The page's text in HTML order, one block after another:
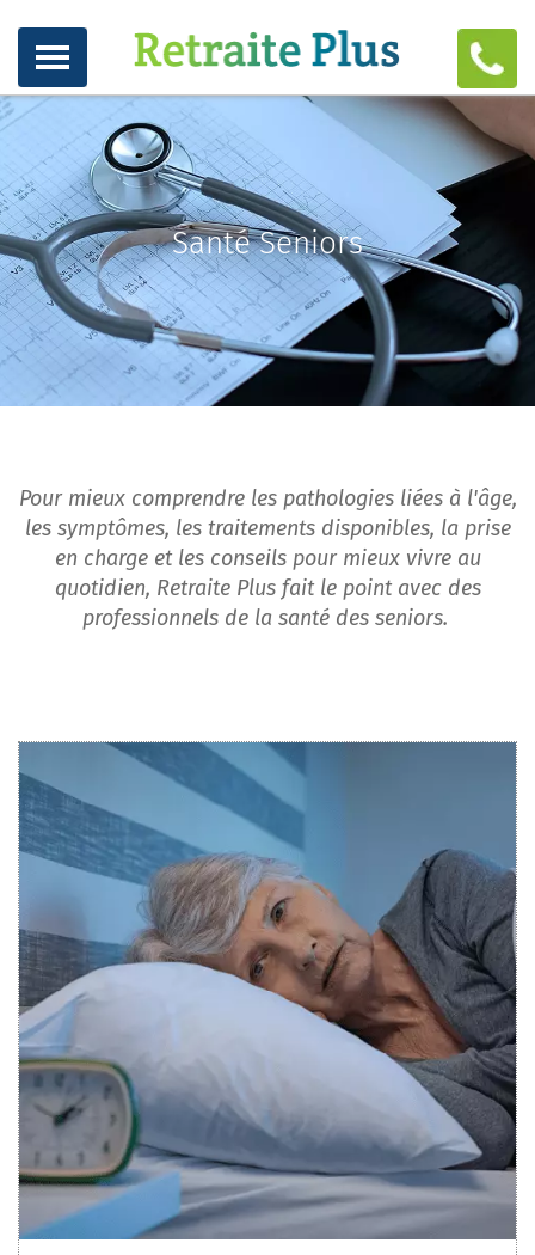
Santé Seniors
Pour mieux comprendre les pathologies liées à l'âge,
les symptômes, les traitements disponibles, la prise
en charge et les conseils pour mieux vivre au
quotidien, Retraite Plus fait le point avec des
professionnels de la santé des seniors.